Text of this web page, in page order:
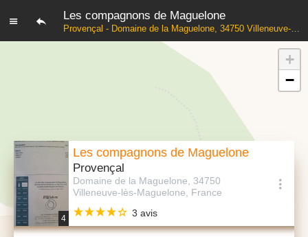
Les compagnons de Maguelone
Provençal - Domaine de la Maguelone, 34750 Villeneuve-lès-Maguelone, France
4
Les compagnons de Maguelone
Provençal
Domaine de la Maguelone, 34750
Villeneuve-lès-Maguelone, France
3 avis
+
−